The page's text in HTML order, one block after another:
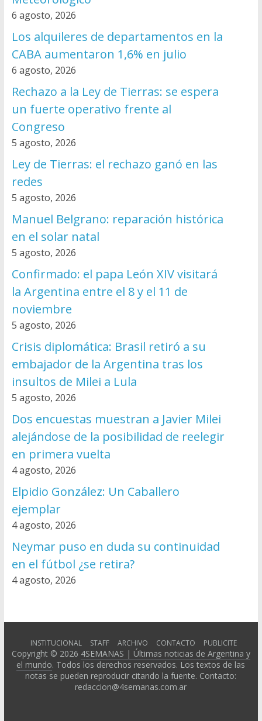
6 agosto, 2026
Los alquileres de departamentos en la
CABA aumentaron 1,6% en julio
6 agosto, 2026
Rechazo a la Ley de Tierras: se espera
un fuerte operativo frente al
Congreso
5 agosto, 2026
Ley de Tierras: el rechazo ganó en las
redes
5 agosto, 2026
Manuel Belgrano: reparación histórica
en el solar natal
5 agosto, 2026
Confirmado: el papa León XIV visitará
la Argentina entre el 8 y el 11 de
noviembre
5 agosto, 2026
Crisis diplomática: Brasil retiró a su
embajador de la Argentina tras los
insultos de Milei a Lula
5 agosto, 2026
Dos encuestas muestran a Javier Milei
alejándose de la posibilidad de reelegir
en primera vuelta
4 agosto, 2026
Elpidio González: Un Caballero
ejemplar
4 agosto, 2026
Neymar puso en duda su continuidad
en el fútbol ¿se retira?
4 agosto, 2026
INSTITUCIONAL STAFF ARCHIVO CONTACTO PUBLICITE
Copyright © 2026 4SEMANAS | Últimas noticias de Argentina y
el mundo. Todos los derechos reservados. Los textos de las
notas se pueden reproducir citando la fuente. Contacto:
redaccion@4semanas.com.ar